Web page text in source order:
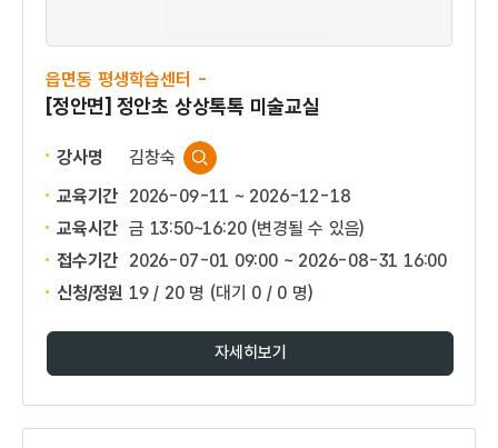
읍면동 평생학습센터 -
[정안면] 정안초 상상톡톡 미술교실
강사명
김창숙
교육기간 2026-09-11 ~ 2026-12-18
교육시간 금 13:50~16:20 (변경될 수 있음)
접수기간 2026-07-01 09:00 ~ 2026-08-31 16:00
신청/정원 19 / 20 명 (대기 0 / 0 명)
자세히보기